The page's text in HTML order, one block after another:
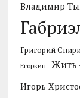
Владимир
Григорий
Егоркин Жить
Игорь